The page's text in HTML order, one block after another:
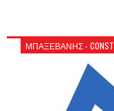
ΜΠΑΞΕΒΑΝΗΣ -